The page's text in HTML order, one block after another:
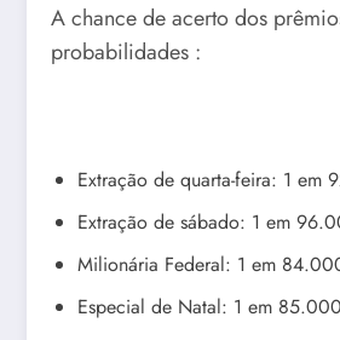
A chance de acerto dos
probabilidades :
Extração de quarta-feira: 1 em
Extração de sábado: 1 em
Milionária Federal: 1 em
Especial de Natal: 1 em